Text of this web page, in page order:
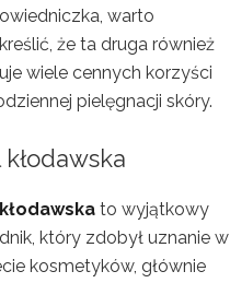
warto
że ta druga również
wiele cennych korzyści
pielęgnacji skóry.
kłodawska
to wyjątkowy
który zdobył uznanie w
kosmetyków, głównie